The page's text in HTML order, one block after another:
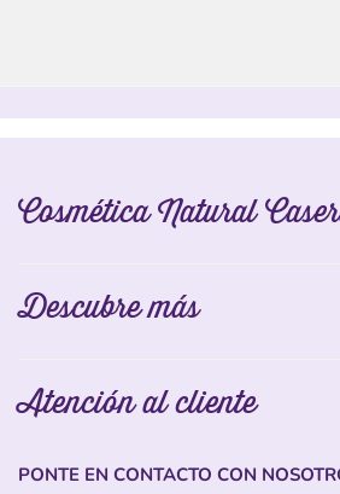
Cosmética Natural
Descubre más
Atención al cliente
PONTE EN CONTACTO CON